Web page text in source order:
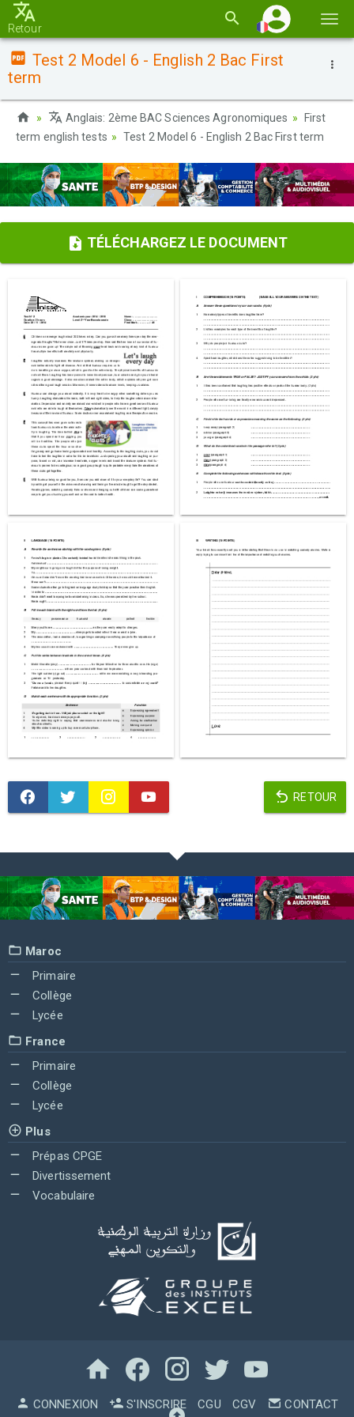
la
Retour
Test 2 Model 6 - English 2 Bac First
term
Anglais: 2ème BAC Sciences Agronomiques
First
term english tests
Test 2 Model 6 - English 2 Bac First term
TÉLÉCHARGEZ LE DOCUMENT
RETOUR
Maroc
Primaire
Collège
Lycée
France
Primaire
Collège
Lycée
Plus
Prépas CPGE
Divertissement
Vocabulaire
CONNEXION S'INSCRIRE CGU CGV CONTACT